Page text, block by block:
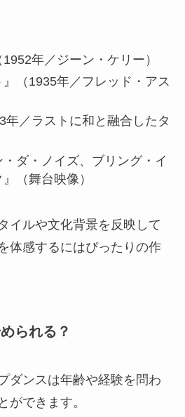
1952年／ジーン・ケリー）
』（1935年／フレッド・アス
年／ラストに和と融合したタ
・ダ・ノイズ、ブリング・イ
（舞台映像）
イルや文化背景を反映して
体感するにはぴったりの作
られる？
ダンスは年齢や経験を問わ
ができます。